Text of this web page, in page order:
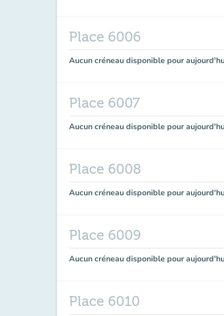
Place 6006
Aucun créneau disponible pour
Place 6007
Aucun créneau disponible pour
Place 6008
Aucun créneau disponible pour
Place 6009
Aucun créneau disponible pour
Place 6010